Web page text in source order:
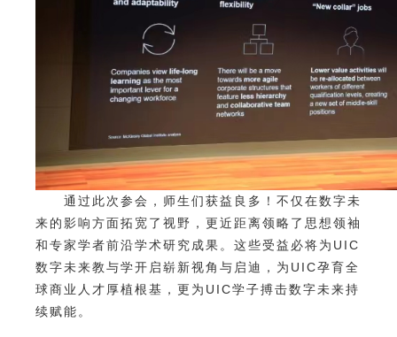
通过此次参会，师生们获益良多！不仅在数字未
来的影响方面拓宽了视野，更近距离领略了思想领袖
和专家学者前沿学术研究成果。这些受益必将为UIC
数字未来教与学开启崭新视角与启迪，为UIC孕育全
球商业人才厚植根基，更为UIC学子搏击数字未来持
续赋能。